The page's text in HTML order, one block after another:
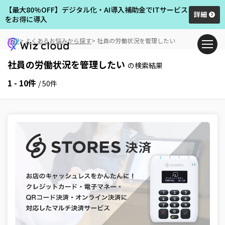
【最大80%OFF】デジタル化・AI導入補助金でITサービス
をお得に導入
詳細
TOP よくあるお悩みから探す 社員の労働状況を管理したい
社員の労働状況を管理したい の検索結果
1 - 10件 / 50件